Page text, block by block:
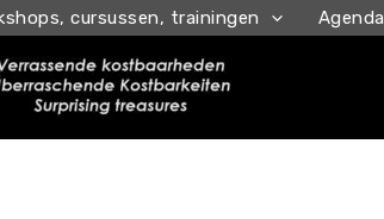
cursussen, trainingen Agenda